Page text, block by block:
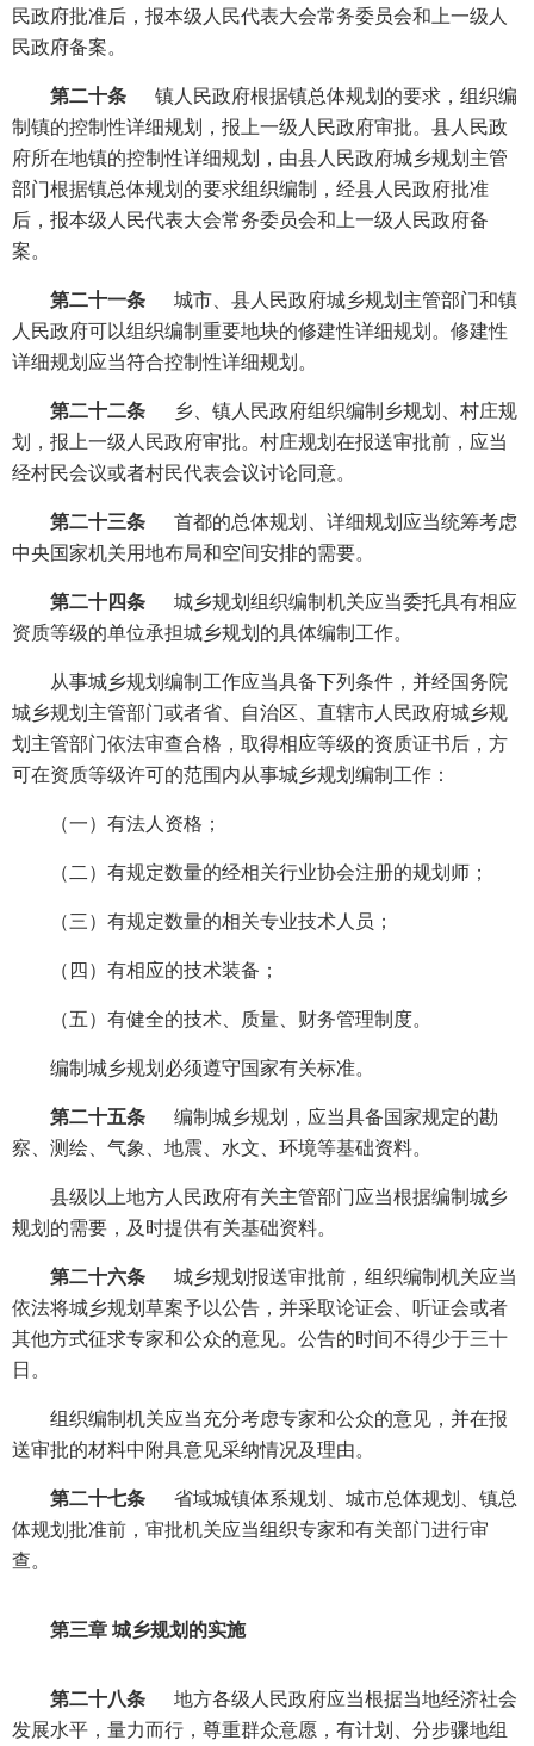
民政府批准后，报本级人民代表大会常务委员会和上一级人
民政府备案。
第二十条
镇人民政府根据镇总体规划的要求，组织编
制镇的控制性详细规划，报上一级人民政府审批。县人民政
府所在地镇的控制性详细规划，由县人民政府城乡规划主管
部门根据镇总体规划的要求组织编制，经县人民政府批准
后，报本级人民代表大会常务委员会和上一级人民政府备
案。
第二十一条
城市、县人民政府城乡规划主管部门和镇
人民政府可以组织编制重要地块的修建性详细规划。修建性
详细规划应当符合控制性详细规划。
第二十二条
乡、镇人民政府组织编制乡规划、村庄规
划，报上一级人民政府审批。村庄规划在报送审批前，应当
经村民会议或者村民代表会议讨论同意。
第二十三条
首都的总体规划、详细规划应当统筹考虑
中央国家机关用地布局和空间安排的需要。
第二十四条
城乡规划组织编制机关应当委托具有相应
资质等级的单位承担城乡规划的具体编制工作。
从事城乡规划编制工作应当具备下列条件，并经国务院
城乡规划主管部门或者省、自治区、直辖市人民政府城乡规
划主管部门依法审查合格，取得相应等级的资质证书后，方
可在资质等级许可的范围内从事城乡规划编制工作：
（一）有法人资格；
（二）有规定数量的经相关行业协会注册的规划师；
（三）有规定数量的相关专业技术人员；
（四）有相应的技术装备；
（五）有健全的技术、质量、财务管理制度。
编制城乡规划必须遵守国家有关标准。
第二十五条
编制城乡规划，应当具备国家规定的勘
察、测绘、气象、地震、水文、环境等基础资料。
县级以上地方人民政府有关主管部门应当根据编制城乡
规划的需要，及时提供有关基础资料。
第二十六条
城乡规划报送审批前，组织编制机关应当
依法将城乡规划草案予以公告，并采取论证会、听证会或者
其他方式征求专家和公众的意见。公告的时间不得少于三十
日。
组织编制机关应当充分考虑专家和公众的意见，并在报
送审批的材料中附具意见采纳情况及理由。
第二十七条
省域城镇体系规划、城市总体规划、镇总
体规划批准前，审批机关应当组织专家和有关部门进行审
查。
第三章 城乡规划的实施
第二十八条
地方各级人民政府应当根据当地经济社会
发展水平，量力而行，尊重群众意愿，有计划、分步骤地组